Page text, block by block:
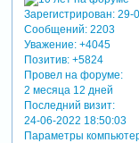
Зарегистрирован: 29-
Сообщений:2203
Уважение: +4045
Позитив: +5824
Провел на форуме:
2 месяца 12 дней
Последний визит:
24-06-2022 18:50:03
Параметры